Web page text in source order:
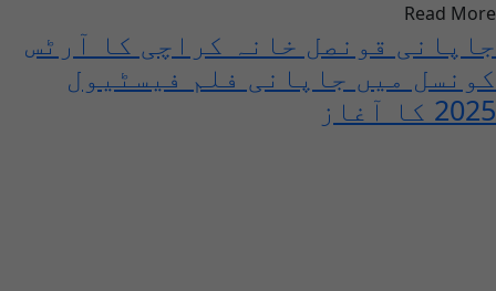
Read More
جاپانی قونصل خانہ کراچی کا آرٹس
کونسل میں جاپانی فلم فیسٹیول
2025 کا آغاز